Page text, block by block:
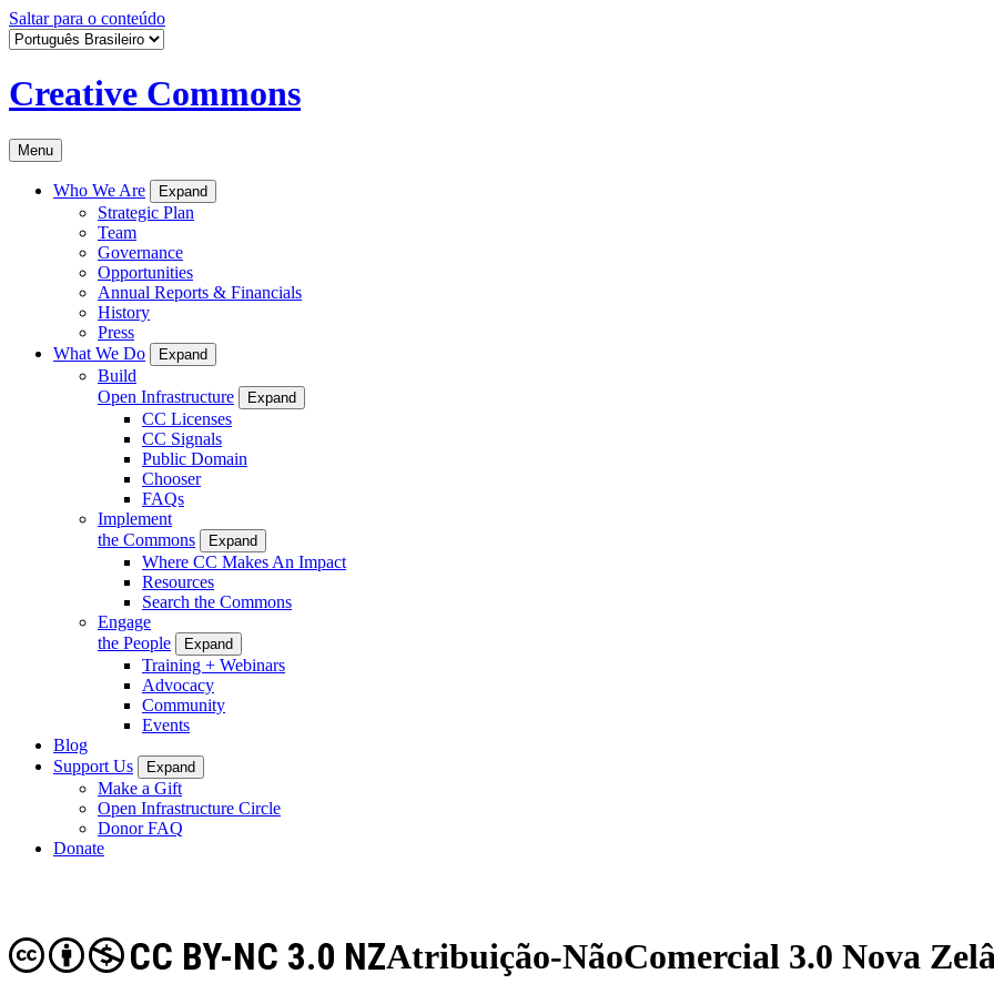
Saltar para o conteúdo
Creative Commons
Menu
Who We Are Expand
Strategic Plan
Team
Governance
Opportunities
Annual Reports & Financials
History
Press
What We Do
Expand
Build
Open Infrastructure
Expand
CC Licenses
CC Signals
Public Domain
Chooser
FAQs
Implement
the Commons
Expand
Where CC Makes An Impact
Resources
Search the Commons
Engage
the People
Expand
Training + Webinars
Advocacy
Community
Events
Blog
Support Us
Expand
Make a Gift
Open Infrastructure Circle
Donor FAQ
Donate
Atribuição-NãoComercial 3.0 Nova
CC BY-NC 3.0 NZ